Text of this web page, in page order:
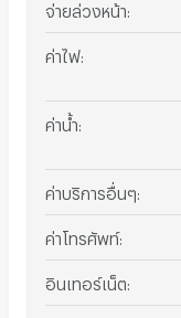
จ่ายล่วงหน้า
ค่าไฟ:
ค่าน้ำ
ค่าบริการอื่นๆ
ค่าโทรศัพท์:
อินเทอร์เน็ต